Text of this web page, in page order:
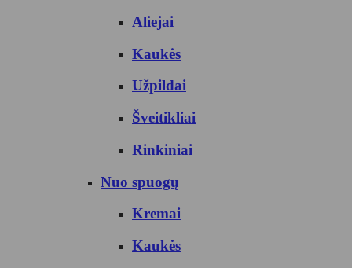
Aliejai
Kaukės
Užpildai
Šveitikliai
Rinkiniai
Nuo spuogų
Kremai
Kaukės